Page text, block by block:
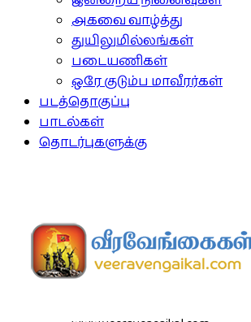
அகவை வாழ்த்து
துயிலுமில்லங்கள்
படையணிகள்
ஒரே குடும்ப மாவீரர்கள்
படத்தொகுப்பு
பாடல்கள்
தொடர்புகளுக்கு